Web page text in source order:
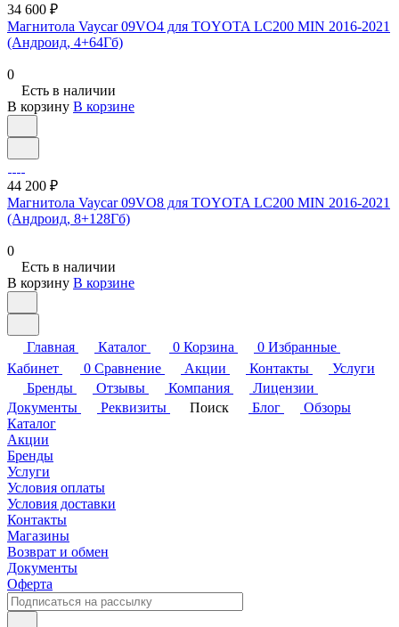
34 600 ₽
Магнитола Vaycar 09VO4 для TOYOTA LC200 MIN 2016-2021
(Андроид, 4+64Гб)
0
Есть в наличии
В корзину В корзине
44 200 ₽
Магнитола Vaycar 09VO8 для TOYOTA LC200 MIN 2016-2021
(Андроид, 8+128Гб)
0
Есть в наличии
В корзину В корзине
Главная Каталог 0 Корзина 0 Избранные
Кабинет
0 Сравнение Акции Контакты
Услуги
Бренды
Отзывы Компания
Лицензии
Документы
Реквизиты Поиск Блог
Обзоры
Каталог
Акции
Бренды
Услуги
Условия оплаты
Условия доставки
Контакты
Магазины
Возврат и обмен
Документы
Оферта